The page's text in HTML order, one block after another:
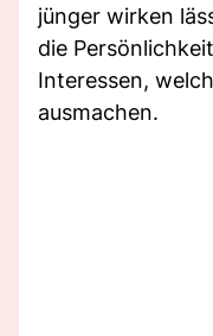
jünger wirken
die
Interessen,
ausmachen.